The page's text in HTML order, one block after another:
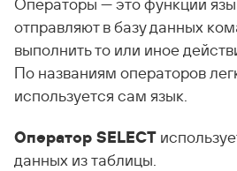
Операторы — это функции
отправляют в базу данных
выполнить то или иное
По названиям операторов
используется сам язык.
Оператор SELECT
данных из таблицы.